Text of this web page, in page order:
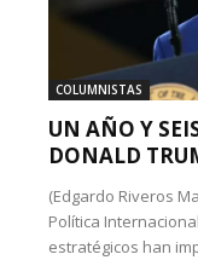
COLUMNISTAS
UN AÑO Y
DONALD
(Edgardo Riveros
Política
estratégicos han